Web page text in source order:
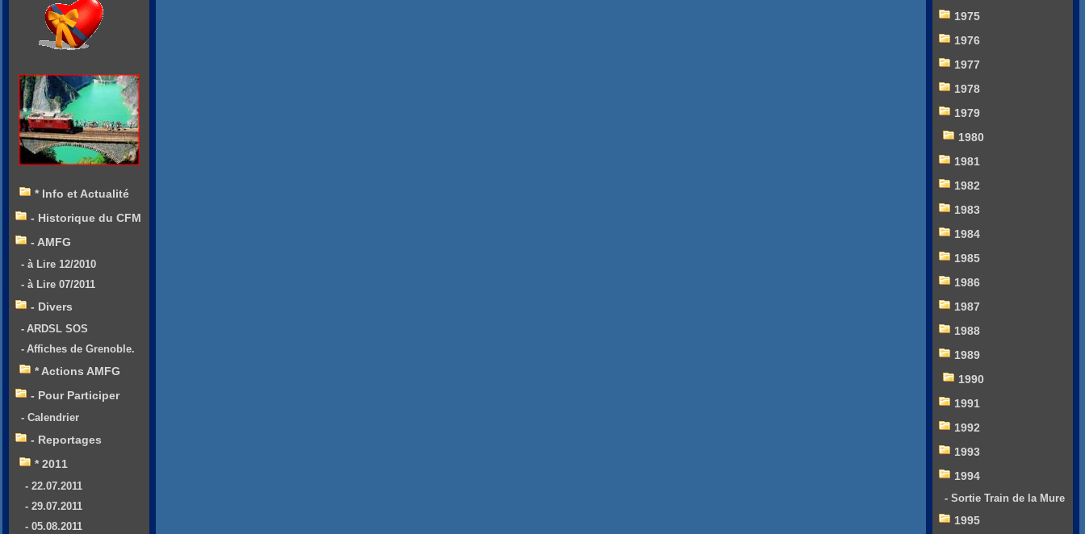
* Info et Actualité
- Historique du CFM
- AMFG
- à Lire 12/2010
- à Lire 07/2011
- Divers
- ARDSL SOS
- Affiches de Grenoble.
* Actions AMFG
- Pour Participer
- Calendrier
- Reportages
* 2011
- 22.07.2011
- 29.07.2011
- 05.08.2011
1975
1976
1977
1978
1979
1980
1981
1982
1983
1984
1985
1986
1987
1988
1989
1990
1991
1992
1993
1994
- Sortie Train de la Mure
1995